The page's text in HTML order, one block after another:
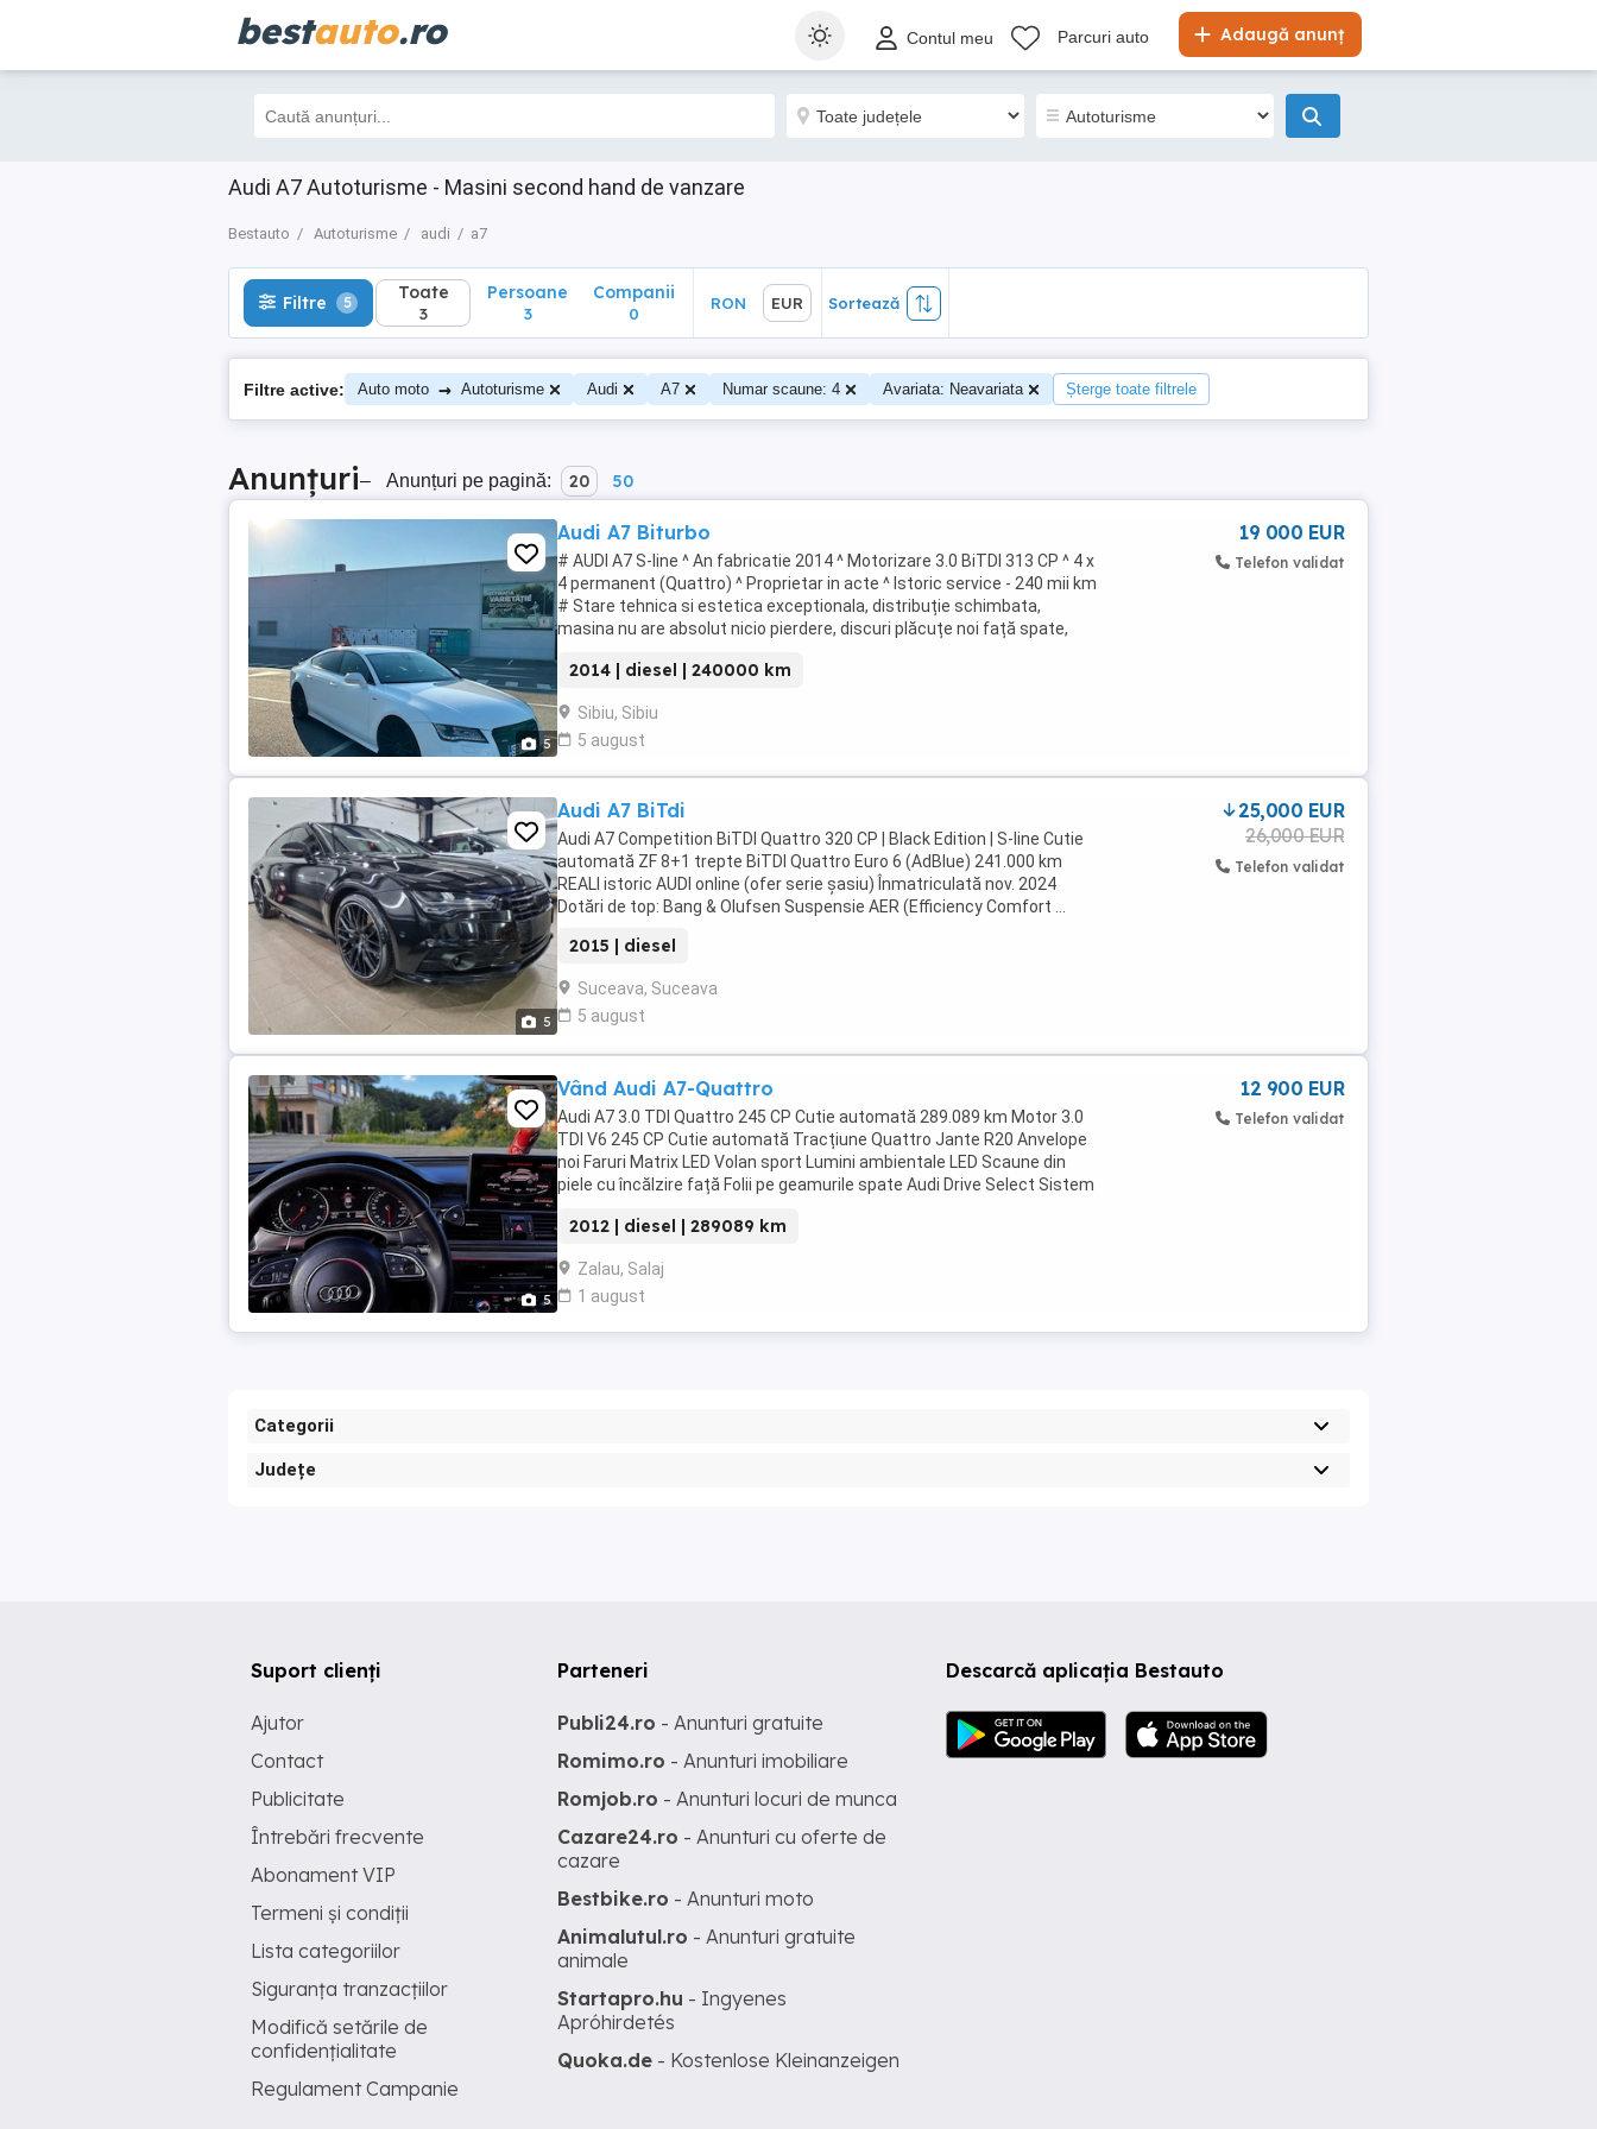
bestauto.ro Adaugă anunț
Contul meu Parcuri auto
Audi A7 Autoturisme - Masini second hand de vanzare
Bestauto Autoturisme audi a7
Filtre 5 Toate
3
Sortează
Filtre 5 Toate
3
Persoane
3
Companii
0
RON EUR Sortează
Filtre active: Auto moto → Autoturisme Audi A7 Numar scaune: 4 Avariata: Neavariata Șterge toate filtrele
Anunțuri– Anunțuri pe pagină: 20 50
5
Audi A7 Biturbo
# AUDI A7 S-line ^ An fabricatie 2014 ^ Motorizare 3.0 BiTDI 313 CP ^ 4 x
4 permanent (Quattro) ^ Proprietar in acte ^ Istoric service - 240 mii km
# Stare tehnica si estetica exceptionala, distribuție schimbata,
masina nu are absolut nicio pierdere, discuri plăcuțe noi față spate,
2014 | diesel | 240000 km
Sibiu, Sibiu
5 august
19 000 EUR
Telefon validat
5
Audi A7 BiTdi
Audi A7 Competition BiTDI Quattro 320 CP | Black Edition | S-line Cutie
automată ZF 8+1 trepte BiTDI Quattro Euro 6 (AdBlue) 241.000 km
REALI istoric AUDI online (ofer serie șasiu) Înmatriculată nov. 2024
Dotări de top: Bang & Olufsen Suspensie AER (Efficiency Comfort ...
2015 | diesel
Suceava, Suceava
5 august
25,000 EUR
26,000 EUR
Telefon validat
5
Vând Audi A7-Quattro
Audi A7 3.0 TDI Quattro 245 CP Cutie automată 289.089 km Motor 3.0
TDI V6 245 CP Cutie automată Tracțiune Quattro Jante R20 Anvelope
noi Faruri Matrix LED Volan sport Lumini ambientale LED Scaune din
piele cu încălzire față Folii pe geamurile spate Audi Drive Select Sistem
2012 | diesel | 289089 km
Zalau, Salaj
1 august
12 900 EUR
Telefon validat
Categorii
Județe
Descarcă aplicația Bestauto
Suport clienți
Ajutor
Contact
Publicitate
Întrebări frecvente
Abonament VIP
Termeni și condiții
Lista categoriilor
Siguranța tranzacțiilor
Modifică setările de
confidențialitate
Regulament Campanie
Parteneri
Publi24.ro - Anunturi gratuite
Romimo.ro - Anunturi imobiliare
Romjob.ro - Anunturi locuri de munca
Cazare24.ro - Anunturi cu oferte de
cazare
Bestbike.ro - Anunturi moto
Animalutul.ro - Anunturi gratuite
animale
Startapro.hu - Ingyenes
Apróhirdetés
Quoka.de - Kostenlose Kleinanzeigen